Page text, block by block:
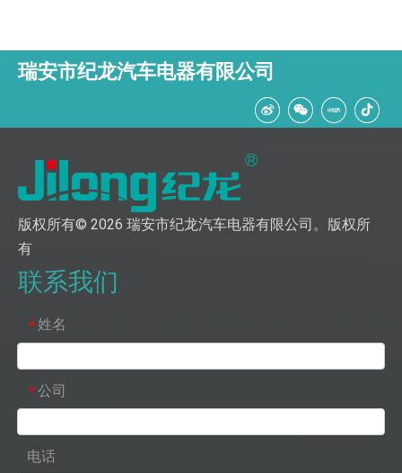
瑞安市纪龙汽车电器有限公司
版权所有© 2026 瑞安市纪龙汽车电器有限公司。版权所
有
联系我们
* 姓名
* 公司
电话